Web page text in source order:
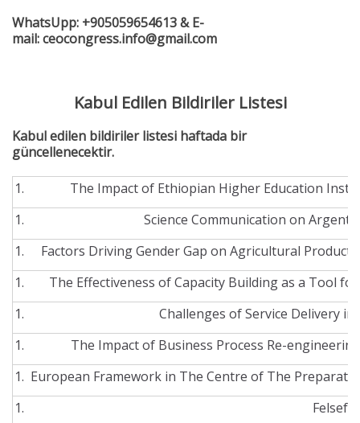
WhatsUpp: +905059654613 & E-
mail: ceocongress.info@gmail.com
Kabul Edilen Bildiriler Listesi
Kabul edilen bildiriler listesi haftada bir
güncellenecektir.
The Impact of Ethiopian Higher Education
Science Communication on
Factors Driving Gender Gap on Agricultural
The Effectiveness of Capacity Building as a Tool
Challenges of Service Delivery
The Impact of Business Process Re-
European Framework in The Centre of The
Felsefe